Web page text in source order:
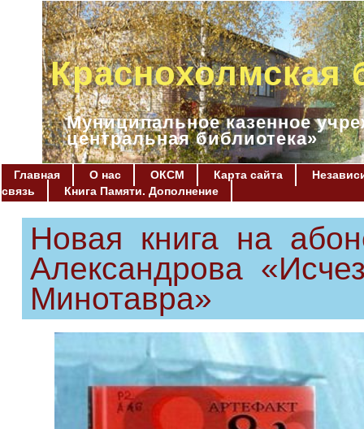
Краснохолмская
Муниципальное казенное
центральная библиотека»
Главная О нас ОКСМ Карта сайта
связь
Книга Памяти. Дополнение
Новая книга на
Александрова
Минотавра»